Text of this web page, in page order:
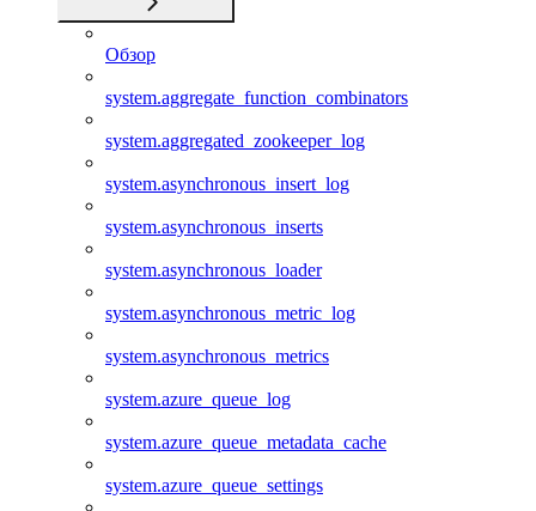
Обзор
system.aggregate_function_combinators
system.aggregated_zookeeper_log
system.asynchronous_insert_log
system.asynchronous_inserts
system.asynchronous_loader
system.asynchronous_metric_log
system.asynchronous_metrics
system.azure_queue_log
system.azure_queue_metadata_cache
system.azure_queue_settings